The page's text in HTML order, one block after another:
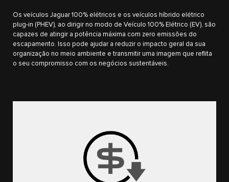
Os veículos Jaguar 100% elétricos e os veículos híbrido elétrico
plug-in (PHEV), ao dirigir no modo de Veículo 100% Elétrico (EV), são
capazes de atingir a potência máxima com zero emissões do
escapamento. Isso pode ajudar a reduzir o impacto geral da sua
organização no meio ambiente e transmitir uma imagem que reflita
o seu compromisso com os negócios sustentáveis.